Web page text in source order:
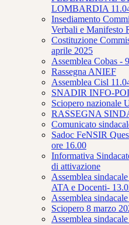
LOMBARDIA
Insediamento
Verbali e Manifesto
Costituzione
aprile 2025
Assemblea Cobas -
Rassegna ANIEF
Assemblea Cisl
SNADIR INFO-
Sciopero nazionale
RASSEGNA
Comunicato
Sadoc FeNSIR
ore 16.00
Informativa
di attivazione
Assemblea
ATA e Docenti-
Assemblea
Sciopero 8 marzo
Assemblea